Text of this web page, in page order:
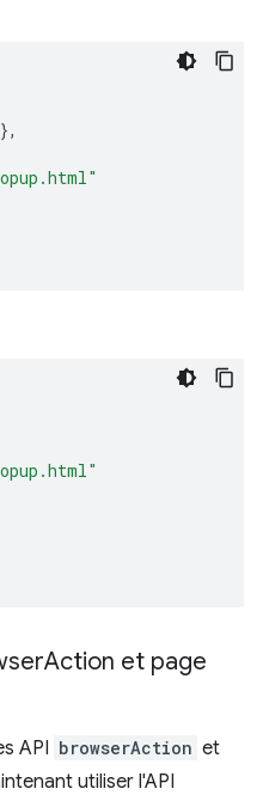
},
Action et page
API browserAction et
utiliser l'API